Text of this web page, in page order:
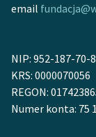
Szkoła Poezji
O nas
Kontakt
email
NIP: 952-187-70-
KRS: 0000070056
REGON:
Numer konta: 75